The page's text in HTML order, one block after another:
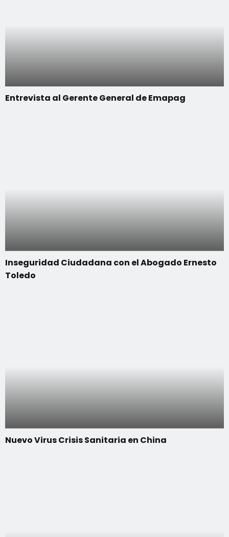
Entrevista al Gerente General de Emapag
Inseguridad Ciudadana con el Abogado Ernesto
Toledo
Nuevo Virus Crisis Sanitaria en China